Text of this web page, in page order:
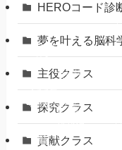
HEROコード診
夢を叶える脳科
主役クラス
探究クラス
貢献クラス
YELL's
は？
大学学長
容子とは
る脳科学
講義
ード診断
とは？
女性起業
家・個人
HEROコ